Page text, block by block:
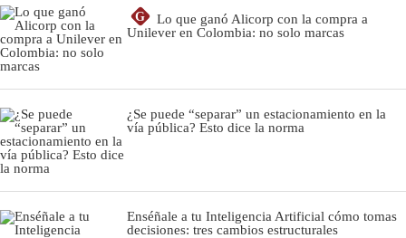
G
Lo que ganó Alicorp con la compra a
Unilever en Colombia: no solo marcas
¿Se puede “separar” un estacionamiento en la
vía pública? Esto dice la norma
Enséñale a tu Inteligencia Artificial cómo tomas
decisiones: tres cambios estructurales